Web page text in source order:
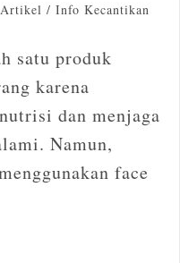
Artikel / Info Kecantikan
satu produk
karena
dan menjaga
Namun,
face